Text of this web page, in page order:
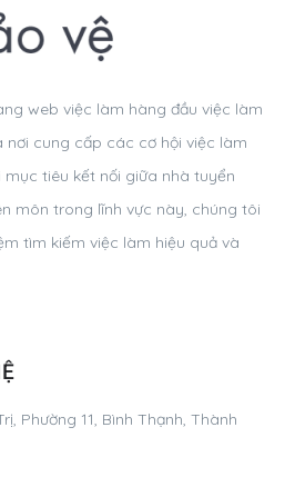
web việc làm hàng đầu việc làm
nơi cung cấp các cơ hội việc làm
tiêu kết nối giữa nhà tuyển
môn trong lĩnh vực này, chúng tôi
tìm kiếm việc làm hiệu quả và
Phường 11, Bình Thạnh, Thành